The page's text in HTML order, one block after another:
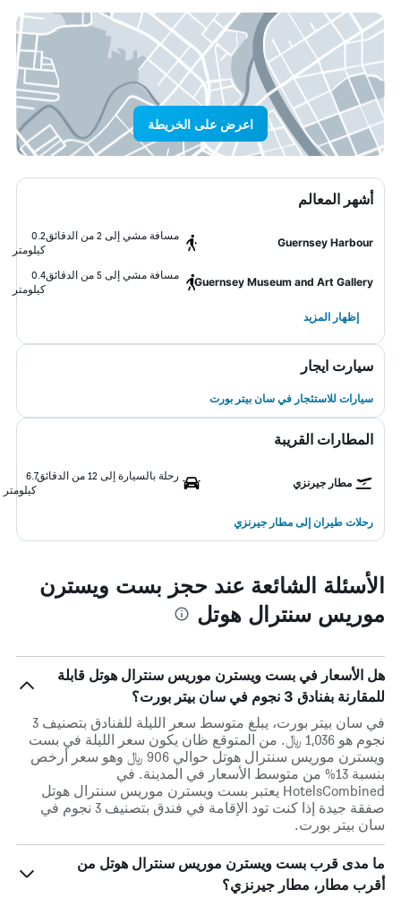
اعرض على الخريطة
أشهر المعالم
Guernsey Harbour
مسافة مشي إلى 2 من الدقائق
0.2
كيلومتر
Guernsey Museum and Art Gallery
مسافة مشي إلى 5 من الدقائق
0.4
كيلومتر
إظهار المزيد
سيارت ايجار
سيارات للاستئجار في سان بيتر بورت
المطارات القريبة
مطار جيرنزي
رحلة بالسيارة إلى 12 من الدقائق
6.7
كيلومتر
رحلات طيران إلى مطار جيرنزي
الأسئلة الشائعة عند حجز بست ويسترن
موريس سنترال هوتل
هل الأسعار في بست ويسترن موريس سنترال هوتل قابلة
للمقارنة بفنادق 3 نجوم في سان بيتر بورت؟
في سان بيتر بورت، يبلغ متوسط ​​سعر الليلة للفنادق بتصنيف 3
نجوم هو 1,036 ﷼. من المتوقع ظان يكون سعر الليلة في بست
ويسترن موريس سنترال هوتل حوالي 906 ﷼ وهو سعر أرخص
بنسبة 13% من متوسط الأسعار في المدينة. في
HotelsCombined يعتبر بست ويسترن موريس سنترال هوتل
صفقة جيدة إذا كنت تود الإقامة في فندق بتصنيف 3 نجوم في
سان بيتر بورت.
ما مدى قرب بست ويسترن موريس سنترال هوتل من
أقرب مطار، مطار جيرنزي؟